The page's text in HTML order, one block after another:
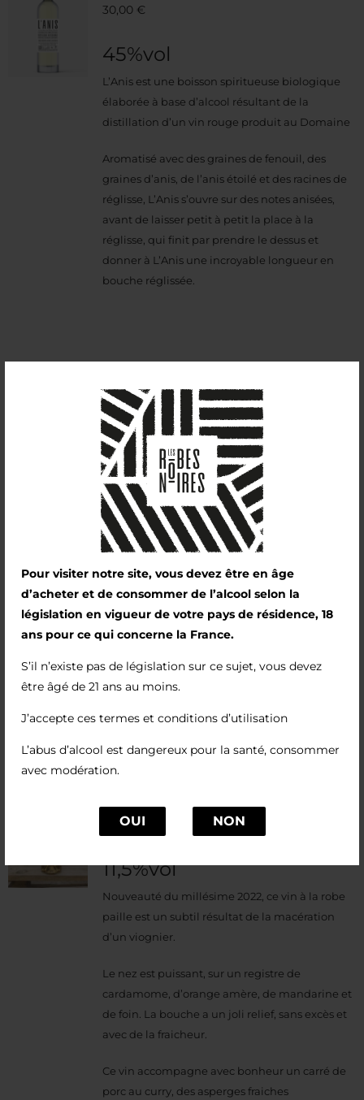
Pour visiter notre site, vous devez être en âge
d’acheter et de consommer de l’alcool selon la
législation en vigueur de votre pays de résidence, 18
ans pour ce qui concerne la France.
S’il n’existe pas de législation sur ce sujet, vous devez
être âgé de 21 ans au moins.
J’accepte ces termes et conditions d’utilisation
L’abus d’alcool est dangereux pour la santé, consommer
avec modération.
OUI NON
30,00 €
45%vol
L’Anis est une boisson spiritueuse biologique
élaborée à base d’alcool résultant de la
distillation d’un vin rouge produit au Domaine
Aromatisé avec des graines de fenouil, des
graines d’anis, de l’anis étoilé et des racines de
réglisse, L’Anis s’ouvre sur des notes anisées,
avant de laisser petit à petit la place à la
réglisse, qui finit par prendre le dessus et
donner à L’Anis une incroyable longueur en
bouche réglissée.
L’Origin
27,60 €
42%vol
L’Origin est une boisson spiritueuse biologique
élaborée à base d’alcool résultant de la
Aromatisé avec des baies de genièvre sauvage
des Pyrénées et des feuilles de mélisse, L’Origin
est doux en bouche, très aromatique et épicé,
13,00€
11,5%vol
Nouveauté du millésime 2022, ce vin à la robe
paille est un subtil résultat de la macération
d’un viognier.
Le nez est puissant, sur un registre de
cardamome, d’orange amère, de mandarine et
de foin. La bouche a un joli relief, sans excès et
avec de la fraicheur.
Ce vin accompagne avec bonheur un carré de
porc au curry, des asperges fraiches